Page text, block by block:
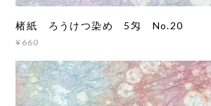
楮紙 ろうけつ染め 5匁 No.20
¥660